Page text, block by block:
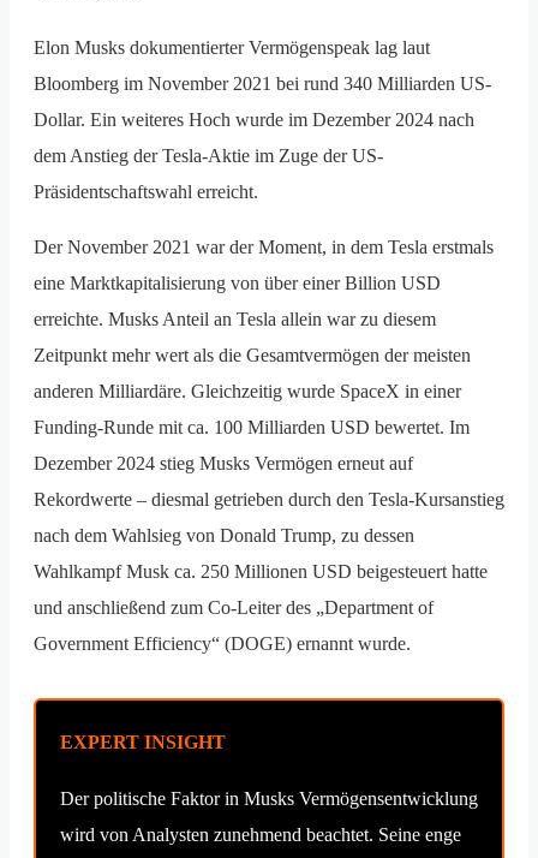
Elon Musks dokumentierter Vermögenspeak lag laut
Bloomberg im November 2021 bei rund 340 Milliarden US-
Dollar. Ein weiteres Hoch wurde im Dezember 2024 nach
dem Anstieg der Tesla-Aktie im Zuge der US-
Präsidentschaftswahl erreicht.
Der November 2021 war der Moment, in dem Tesla erstmals
eine Marktkapitalisierung von über einer Billion USD
erreichte. Musks Anteil an Tesla allein war zu diesem
Zeitpunkt mehr wert als die Gesamtvermögen der meisten
anderen Milliardäre. Gleichzeitig wurde SpaceX in einer
Funding-Runde mit ca. 100 Milliarden USD bewertet. Im
Dezember 2024 stieg Musks Vermögen erneut auf
Rekordwerte – diesmal getrieben durch den Tesla-Kursanstieg
nach dem Wahlsieg von Donald Trump, zu dessen
Wahlkampf Musk ca. 250 Millionen USD beigesteuert hatte
und anschließend zum Co-Leiter des „Department of
Government Efficiency“ (DOGE) ernannt wurde.
EXPERT INSIGHT
Der politische Faktor in Musks Vermögensentwicklung
wird von Analysten zunehmend beachtet. Seine enge